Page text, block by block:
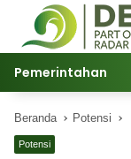
Langsung
konten
Pemerintahan
Beranda Potensi
Potensi